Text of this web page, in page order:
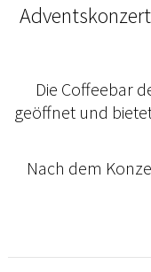
Die Coffeebar
geöffnet und
Nach dem